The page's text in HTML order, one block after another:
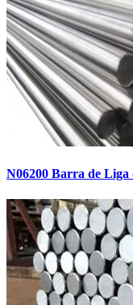
N06200 Barra de Liga